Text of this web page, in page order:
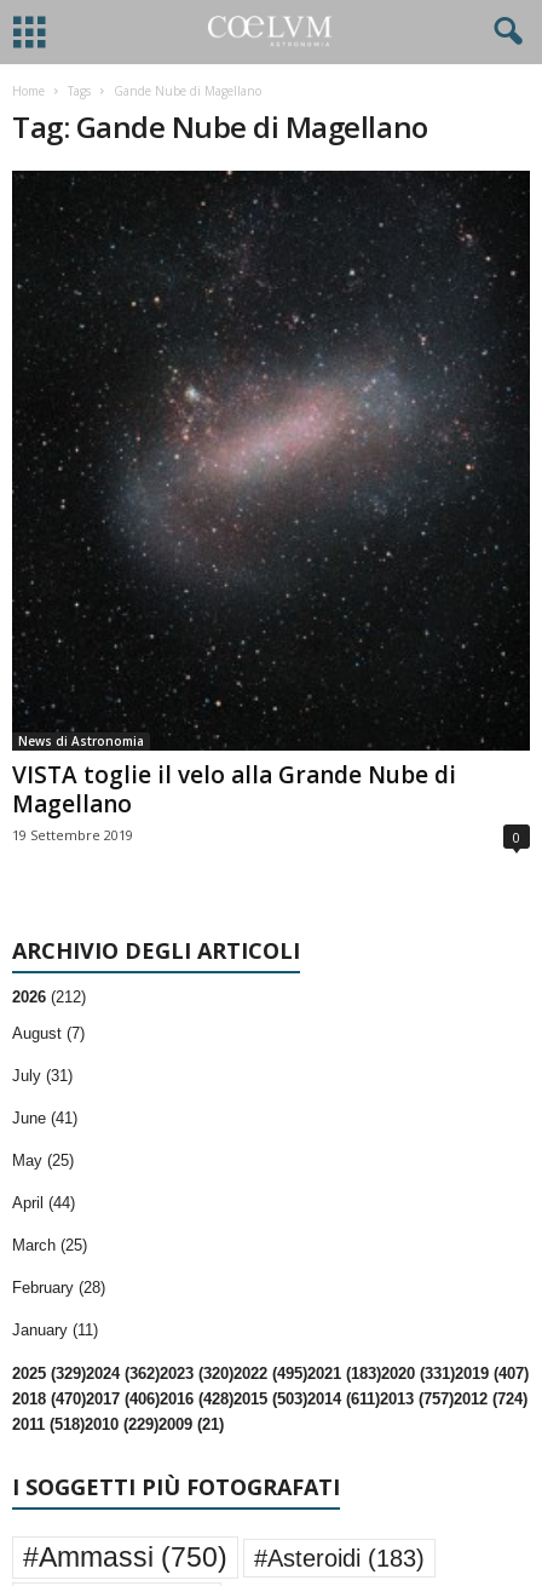
Home Tags Gande Nube di Magellano
Tag: Gande Nube di Magellano
News di Astronomia
VISTA toglie il velo alla Grande Nube di
Magellano
19 Settembre 2019 0
ARCHIVIO DEGLI ARTICOLI
2026 (212)
August (7)
July (31)
June (41)
May (25)
April (44)
March (25)
February (28)
January (11)
2025 (329)2024 (362)2023 (320)2022 (495)2021 (183)2020 (331)2019 (407)
2018 (470)2017 (406)2016 (428)2015 (503)2014 (611)2013 (757)2012 (724)
2011 (518)2010 (229)2009 (21)
I SOGGETTI PIÙ FOTOGRAFATI
#Ammassi (750) #Asteroidi (183)